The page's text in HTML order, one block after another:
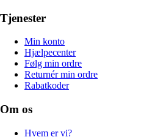
Tjenester
Min konto
Hjælpecenter
Følg min ordre
Returnér min ordre
Rabatkoder
Om os
Hvem er vi?